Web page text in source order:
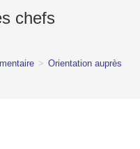
chefs
> Orientation auprès